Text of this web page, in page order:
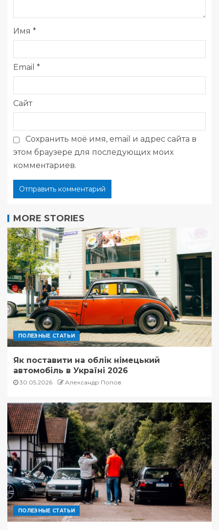
Имя *
Email *
Сайт
Сохранить моё имя, email и адрес сайта в
этом браузере для последующих моих
комментариев.
MORE STORIES
ПОЛЕЗНЫЕ СТАТЬИ
Як поставити на облік німецький
автомобіль в Україні 2026
30.05.2026 Александр Попов
ПОЛЕЗНЫЕ СТАТЬИ